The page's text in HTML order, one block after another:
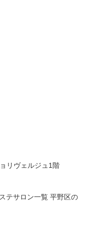
リヴェルジュ1階
テサロン一覧 平野区の